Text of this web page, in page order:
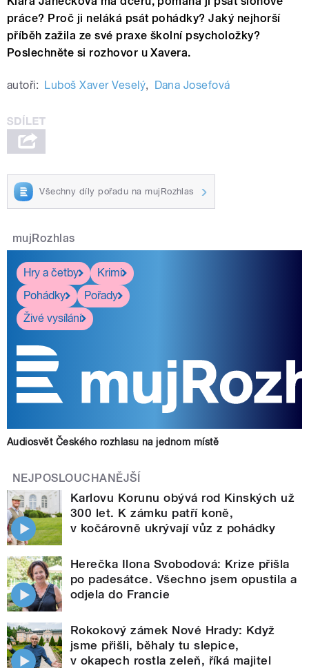
práce? Proč ji neláká psát pohádky? Jaký nejhorší
příběh zažila ze své praxe školní psycholožky?
Poslechněte si rozhovor u Xavera.
autoři: Luboš Xaver Veselý, Dana Josefová
Všechny díly pořadu na mujRozhlas
mujRozhlas
Hry a četby
Krimi
Pohádky
Pořady
Živé vysílání
Audiosvět Českého rozhlasu na jednom místě
NEJPOSLOUCHANĚJŠÍ
Karlovu Korunu obývá rod Kinských už
300 let. K zámku patří koně,
v kočárovně ukrývají vůz z pohádky
Herečka Ilona Svobodová: Krize přišla
po padesátce. Všechno jsem opustila a
odjela do Francie
Rokokový zámek Nové Hrady: Když
jsme přišli, běhaly tu slepice,
v okapech rostla zeleň, říká majitel